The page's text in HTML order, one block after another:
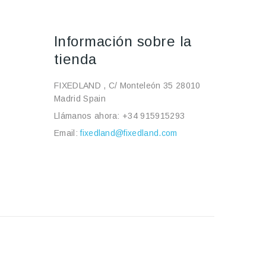
Información sobre la
tienda
FIXEDLAND , C/ Monteleón 35 28010
Madrid Spain
Llámanos ahora: +34 915915293
Email:fixedland@fixedland.com